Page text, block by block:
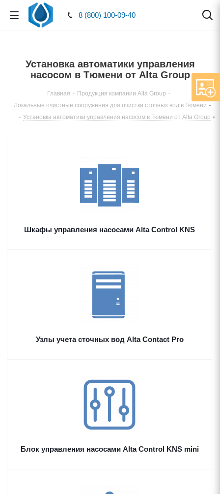
8 (800) 100-09-40
Установка автоматики управления
насосом в Тюмени от Alta Group
Главная - Продукция компании Alta Group -
Локальные очистные сооружения для очистки сточных вод в Тюмени
- Установка автоматики управления насосом в Тюмени от Alta Group
Шкафы управления насосами Alta Control KNS
Узлы учета сточных вод Alta Contact Pro
Блок управления насосами Alta Control KNS mini